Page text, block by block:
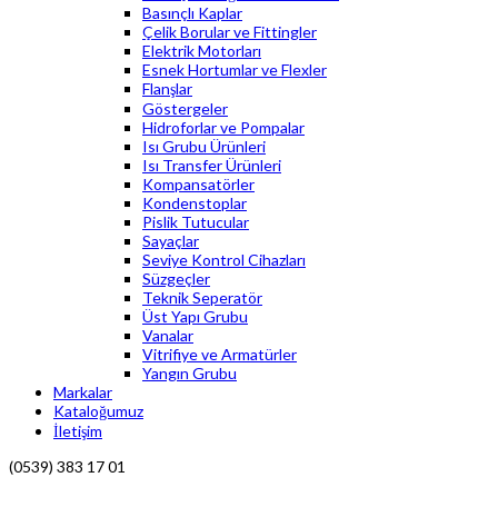
Basınçlı Kaplar
Çelik Borular ve Fittingler
Elektrik Motorları
Esnek Hortumlar ve Flexler
Flanşlar
Göstergeler
Hidroforlar ve Pompalar
Isı Grubu Ürünleri
Isı Transfer Ürünleri
Kompansatörler
Kondenstoplar
Pislik Tutucular
Sayaçlar
Seviye Kontrol Cihazları
Süzgeçler
Teknik Seperatör
Üst Yapı Grubu
Vanalar
Vitrifiye ve Armatürler
Yangın Grubu
Markalar
Kataloğumuz
İletişim
(0539) 383 17 01